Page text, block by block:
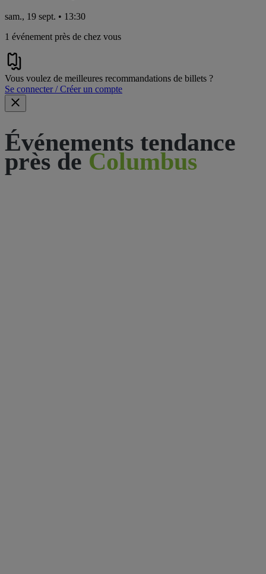
sam., 19 sept. • 13:30
1 événement près de chez vous
Vous voulez de meilleures recommandations de billets ?
Se connecter / Créer un compte
Événements tendance
près de Columbus